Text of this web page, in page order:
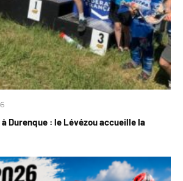
Durenque : le Lévézou accueille la